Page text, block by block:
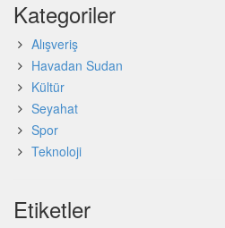
Kategoriler
Alışveriş
Havadan Sudan
Kültür
Seyahat
Spor
Teknoloji
Etiketler